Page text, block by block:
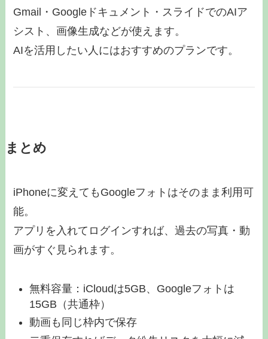
Gmail・Googleドキュメント・スライドでのAIア
シスト、画像生成などが使えます。
AIを活用したい人にはおすすめのプランです。
まとめ
iPhoneに変えてもGoogleフォトはそのまま利用可
能。
アプリを入れてログインすれば、過去の写真・動
画がすぐ見られます。
無料容量：iCloudは5GB、Googleフォトは
15GB（共通枠）
動画も同じ枠内で保存